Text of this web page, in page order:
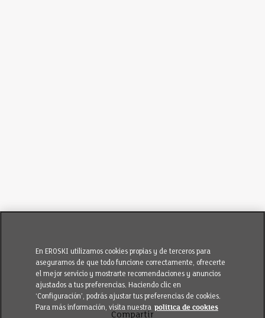
Compartir
En EROSKI utilizamos cookies propias y de terceros para
asegurarnos de que todo funcione correctamente, ofrecerte
el mejor servicio y mostrarte recomendaciones y anuncios
ajustados a tus preferencias. Haciendo clic en
‘Configuración’, podrás ajustar tus preferencias de cookies.
Para más información, visita nuestra política de cookies